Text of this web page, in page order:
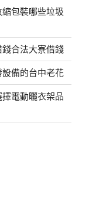
包裝哪些垃圾
合法大寮借錢
備的台中老花
電動曬衣架品